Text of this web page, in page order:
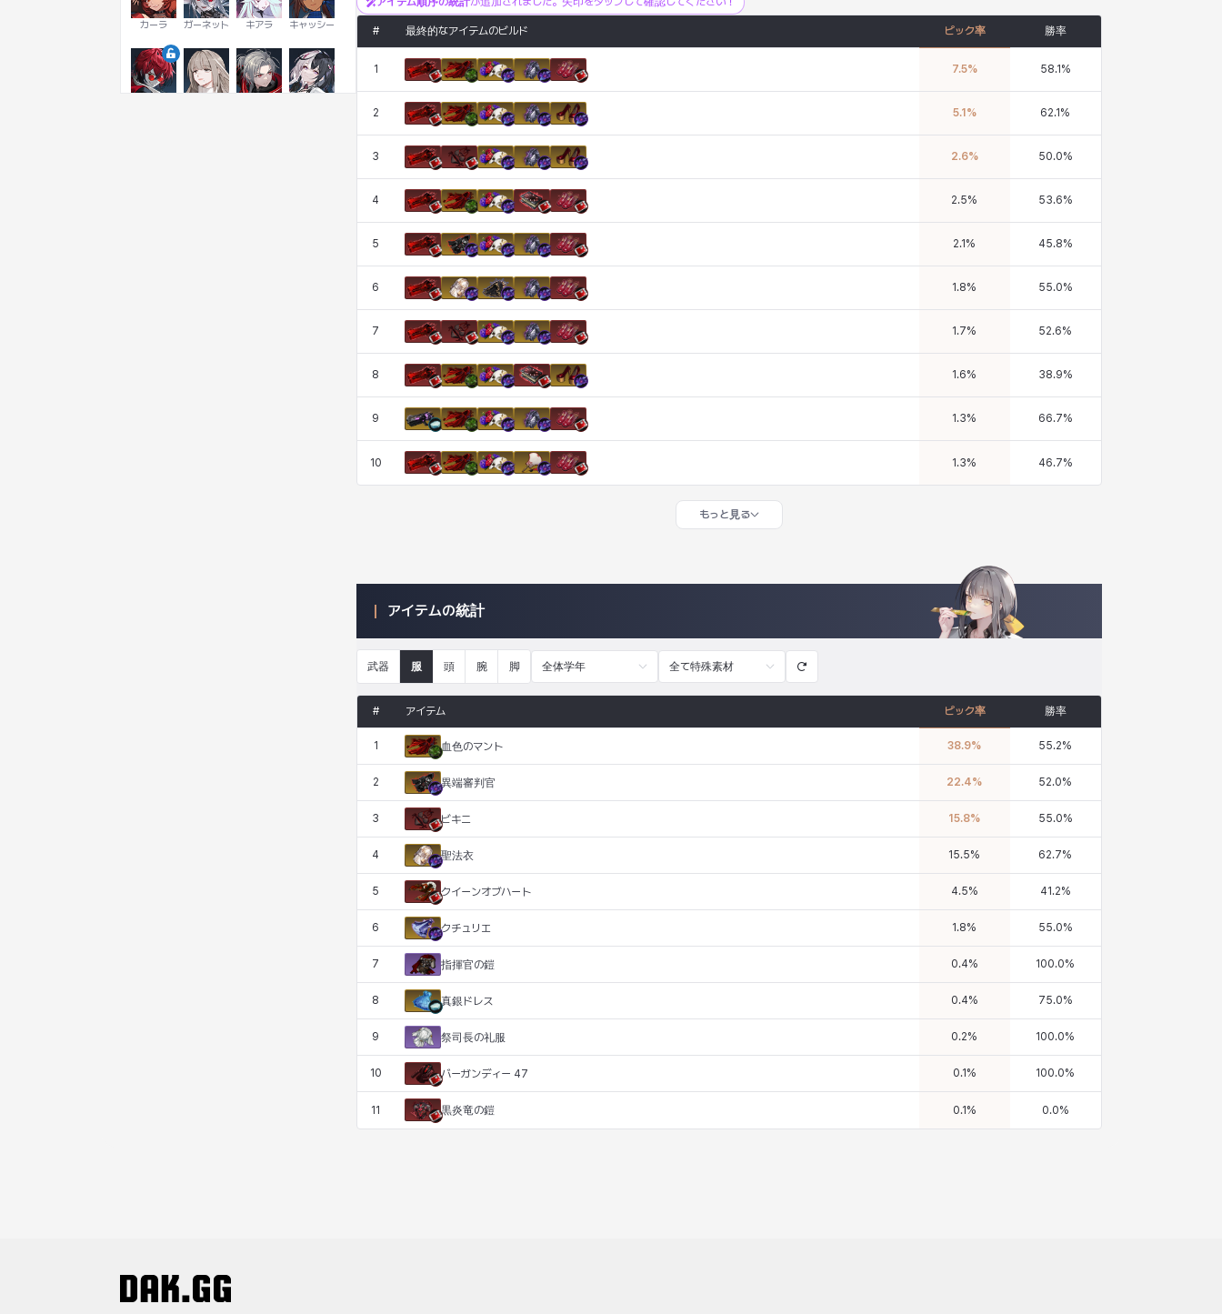
カーラ ガーネット キアラ キャッシー # 最終的なアイテムのビルド ピック率 勝率
1 7.5% 58.1 %
2 5.1 % 62.1 %
3 2.6% 50.0%
4 2.5% 53.6%
5 2.1 % 45.8%
6 1.8% 55.0%
7 1.7% 52.6%
8 1.6% 38.9%
9 1.3% 66.7%
10 1.3% 46.7%
もっと見る
アイテムの統計
武器 服 頭 腕 脚 全体学年 全て特殊素材
# アイテム ピック率 勝率
1 血色のマント 38.9% 55.2%
2 異端審判官 22.4% 52.0%
3 ビキニ 15.8% 55.0%
4 聖法衣 15.5% 62.7%
5 クイーンオブハート 4.5% 41.2%
6 クチュリエ 1.8% 55.0%
7 指揮官の鎧 0.4% 100.0%
8 真銀ドレス 0.4% 75.0%
9 祭司長の礼服 0.2% 100.0%
10 バーガンディー 47 0.1 % 100.0%
11 黒炎竜の鎧 0.1 % 0.0%